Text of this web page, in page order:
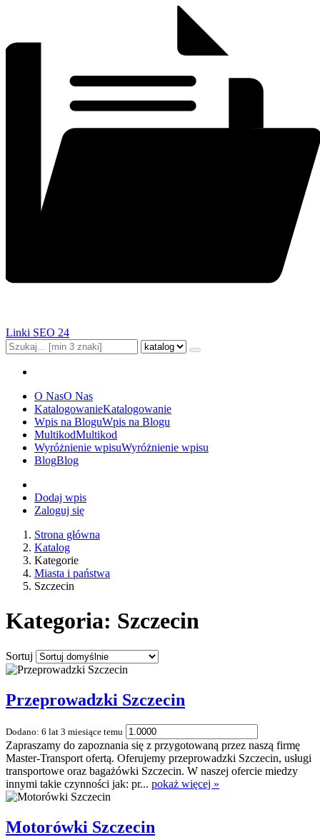
Linki SEO 24
O NasO Nas
KatalogowanieKatalogowanie
Wpis na BloguWpis na Blogu
MultikodMultikod
Wyróżnienie wpisuWyróżnienie wpisu
BlogBlog
Dodaj wpis
Zaloguj się
Strona główna
Katalog
Kategorie
Miasta i państwa
Szczecin
Kategoria: Szczecin
Sortuj
Przeprowadzki Szczecin
Dodano: 6 lat 3 miesiące temu
Zapraszamy do zapoznania się z przygotowaną przez naszą firmę
Master-Transport ofertą. Oferujemy przeprowadzki Szczecin, usługi
transportowe oraz bagażówki Szczecin. W naszej ofercie miedzy
innymi takie czynności jak: pr... pokaż więcej »
Motorówki Szczecin